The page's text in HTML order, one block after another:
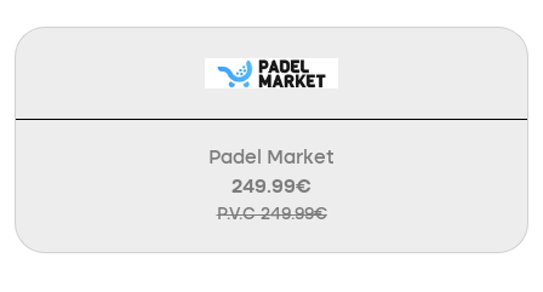
Padel Market
249.99€
P.V.C 249.99€